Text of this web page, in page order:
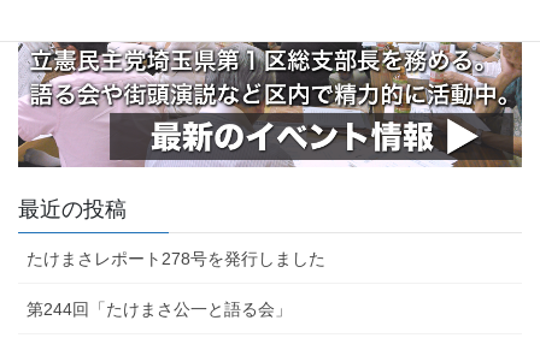
最近の投稿
たけまさレポート278号を発行しました
第244回「たけまさ公一と語る会」